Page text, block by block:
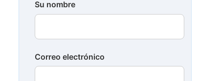
Su nombre
Correo electrónico